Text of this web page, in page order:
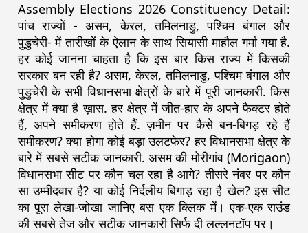
Assembly Elections 2026 Constituency Detail:
पांच राज्यों - असम, केरल, तमिलनाडु, पश्चिम बंगाल और
पुडुचेरी- में तारीखों के ऐलान के साथ सियासी माहौल गर्मा गया है.
हर कोई जानना चाहता है कि इस बार किस राज्य में किसकी
सरकार बन रही है? असम, केरल, तमिलनाडु, पश्चिम बंगाल और
पुडुचेरी के सभी विधानसभा क्षेत्रों के बारे में पूरी जानकारी. किस
क्षेत्र में क्या है ख़ास. हर क्षेत्र में जीत-हार के अपने फैक्टर होते
हैं, अपने समीकरण होते हैं. ज़मीन पर कैसे बन-बिगड़ रहे हैं
समीकरण? क्या होगा कोई बड़ा उलटफेर? हर विधानसभा क्षेत्र के
बारे में सबसे सटीक जानकारी. असम की मोरीगांव (Morigaon)
विधानसभा सीट पर कौन चल रहा है आगे? तीसरे नंबर पर कौन
सा उम्मीदवार है? या कोई निर्दलीय बिगाड़ रहा है खेल? इस सीट
का पूरा लेखा-जोखा जानिए बस एक क्लिक में। एक-एक राउंड
की सबसे तेज और सटीक जानकारी सिर्फ दी लल्लनटॉप पर।